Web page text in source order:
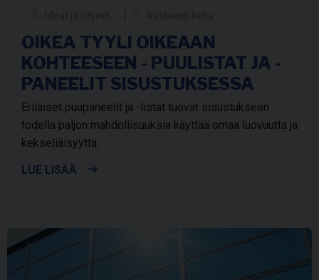
OIKEA TYYLI OIKEAAN
KOHTEESEEN - PUULISTAT JA -
PANEELIT SISUSTUKSESSA
Erilaiset puupaneelit ja -listat tuovat sisustukseen
todella paljon mahdollisuuksia käyttää omaa luovuutta ja
kekseliäisyyttä.
LUE LISÄÄ